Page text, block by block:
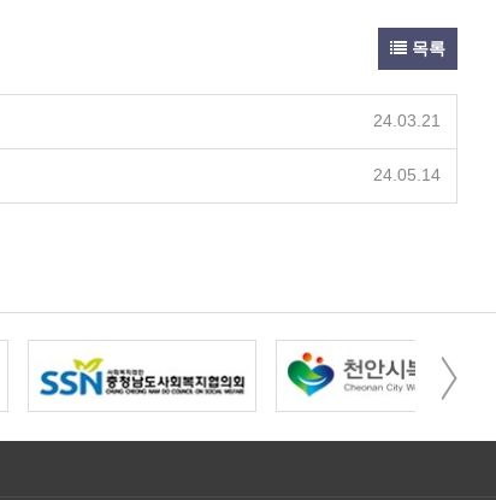
목록
24.03.21
24.05.14